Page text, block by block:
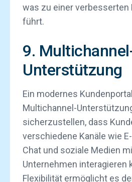
was zu einer verbesserten
führt.
9.
Unterstützung
Ein modernes
Multichannel-
sicherzustellen, dass
verschiedene Kanäle wie
Chat und soziale Medien
Unternehmen interagieren
Flexibilität ermöglicht es